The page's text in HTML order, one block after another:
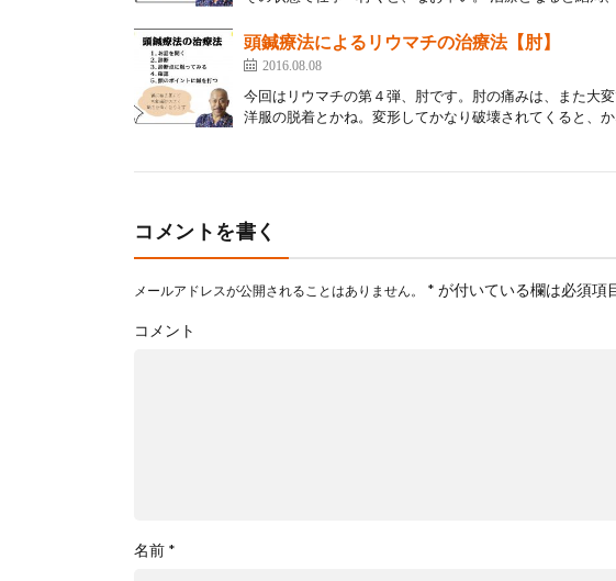
頭鍼療法によるリウマチの治療法【肘】
2016.08.08
今回はリウマチの第４弾、肘です。肘の痛みは、また大
洋服の脱着とかね。変形してかなり破壊されてくると、
コメントを書く
メールアドレスが公開されることはありません。 * が付いている欄は必須項
コメント
名前 *